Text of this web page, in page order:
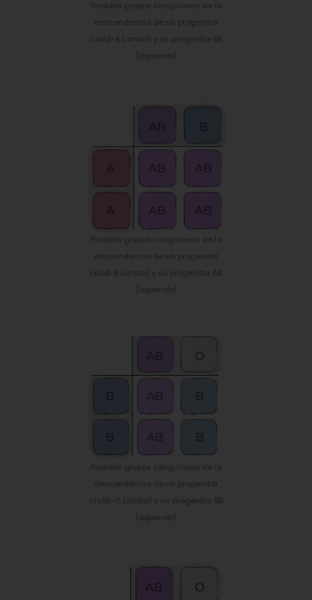
Posibles grupos sanguíneos de la
descendencia de un progenitor
cisAB-A ( arriba) y un progenitor BB
( izquierda )
Posibles grupos sanguíneos de la
descendencia de un progenitor
cisAB-B ( arriba ) y un progenitor AA
( izquierda )
Posibles grupos sanguíneos de la
descendencia de un progenitor
cisAB-O ( arriba) y un progenitor BB
( izquierda )